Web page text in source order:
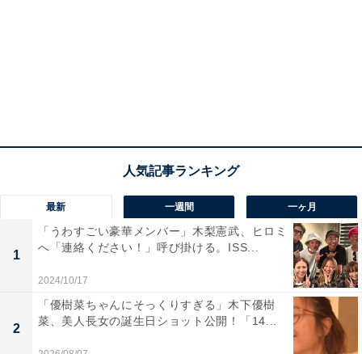
最新 一週間 一ヶ月
1
「うわすごい豪華メンバー」木梨憲武、ヒロミ
へ「連絡ください！」呼び掛ける。ISS...
2024/10/17
2
「優樹菜ちゃんにそっくりすぎる」木下優樹
菜、美人長女の誕生日ショット公開！「14...